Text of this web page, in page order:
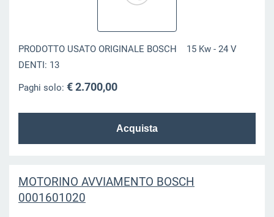
PRODOTTO USATO ORIGINALE BOSCH 15 Kw - 24 V
DENTI: 13
Paghi solo: € 2.700,00
MOTORINO AVVIAMENTO BOSCH
0001601020